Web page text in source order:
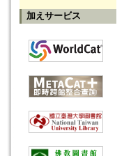
加えサービス